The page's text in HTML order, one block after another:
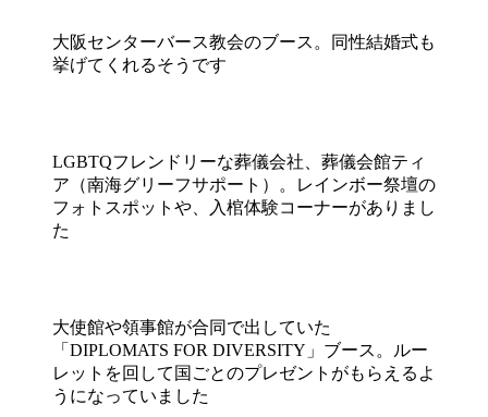
大阪センターバース教会のブース。同性結婚式も
挙げてくれるそうです
LGBTQフレンドリーな葬儀会社、葬儀会館ティ
ア（南海グリーフサポート）。レインボー祭壇の
フォトスポットや、入棺体験コーナーがありまし
た
大使館や領事館が合同で出していた
「DIPLOMATS FOR DIVERSITY」ブース。ルー
レットを回して国ごとのプレゼントがもらえるよ
うになっていました